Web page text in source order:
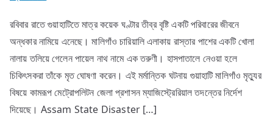
রবিবার রাতে গুয়াহাটিতে মাত্র কয়েক ঘণ্টার তীব্র বৃষ্টি একটি পরিবারের জীবনে
অন্ধকার নামিয়ে এনেছে। মালিগাঁও চারিয়ালি এলাকায় রাস্তার পাশের একটি খোলা
নালায় তলিয়ে গেলেন পায়েল নাথ নামে এক তরুণী। হাসপাতালে নেওয়া হলে
চিকিৎসকরা তাঁকে মৃত ঘোষণা করেন। এই মর্মান্তিক ঘটনায় গুয়াহাটি মালিগাঁও মৃত্যুর
বিষয়ে কামরূপ মেট্রোপলিটন জেলা প্রশাসন ম্যাজিস্ট্রেরিয়াল তদন্তের নির্দেশ
দিয়েছে। Assam State Disaster […]